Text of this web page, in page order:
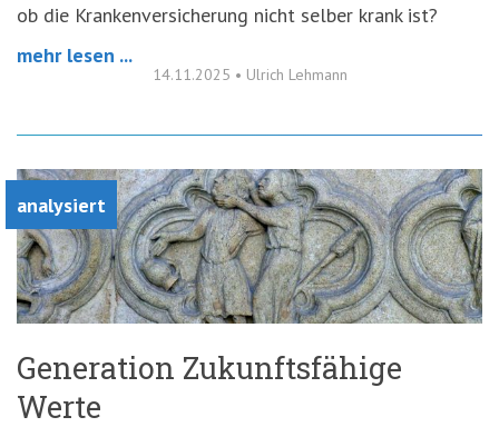
ob die Krankenversicherung nicht selber krank ist?
mehr lesen ...
14.11.2025 • Ulrich Lehmann
analysiert
Generation Zukunftsfähige
Werte